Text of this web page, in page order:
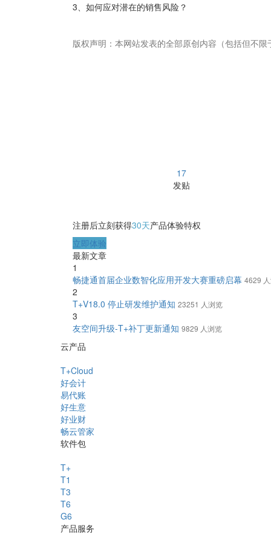
3、如何应对潜在的销售风险？
版权声明：本网站发表的全部原创内容（包括但不
17
发贴
注册后立刻获得30天产品体验特权
立即体验
最新文章
1
畅捷通首届企业数智化应用开发大赛重磅启幕 4629
2
T+V18.0 停止研发维护通知 23251 人浏览
3
友空间升级-T+补丁更新通知 9829 人浏览
云产品
T+Cloud
好会计
易代账
好生意
好业财
畅云管家
软件包
T+
T1
T3
T6
G6
产品服务